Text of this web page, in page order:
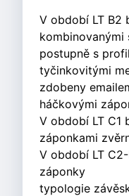
V období LT B2
kombinovanými
postupně s
tyčinkovitými
zdobeny
háčkovými
V období LT C1
záponkami
V období LT
záponky
typologie